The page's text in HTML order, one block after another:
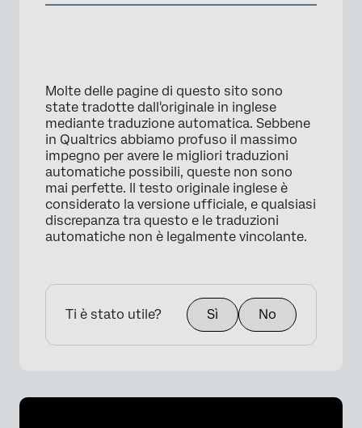
Molte delle pagine di questo sito sono
state tradotte dall'originale in inglese
mediante traduzione automatica. Sebbene
in Qualtrics abbiamo profuso il massimo
impegno per avere le migliori traduzioni
automatiche possibili, queste non sono
mai perfette. Il testo originale inglese è
considerato la versione ufficiale, e qualsiasi
discrepanza tra questo e le traduzioni
automatiche non è legalmente vincolante.
Ti è stato utile? Sì No